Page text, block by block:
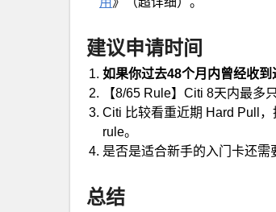
建议申请时间
如果你过去48个月内曾经收
【8/65 Rule】Citi 8天内最多
Citi 比较看重近期 Hard Pull
rule。
是否是适合新手的入门卡还需
总结